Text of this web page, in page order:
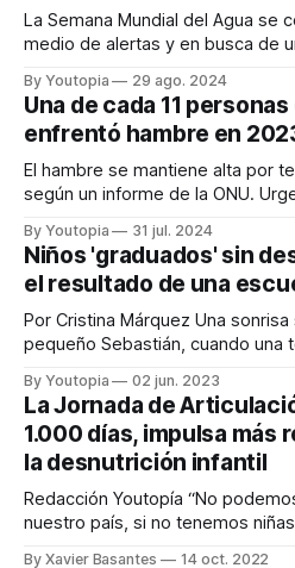
La Semana Mundial del Agua se
medio de alertas y en busca de
By Youtopia 29 ago. 2024
Una de cada 11
enfrentó hambre en
El hambre se mantiene alta por
según un informe de la ONU. Urge intensificar los esfuerzos
desnutrición y la obesidad.
By Youtopia 31 jul. 2024
Niños 'graduados' sin
el resultado de una
Por Cristina Márquez Una sonrisa se dibujó en el rostro del
pequeño Sebastián, cuando una
desnutrición crónica infantil“. El pequeño, oriundo de
Cebadas, una parroquia de
de edad con el peso
By Youtopia 02 jun. 2023
La Jornada de
1.000 días, impulsa más
la desnutrición infantil
Redacción Youtopía “No podemos pensar en un futuro para
nuestro país, si no tenemos
By Xavier Basantes 14 oct. 2022